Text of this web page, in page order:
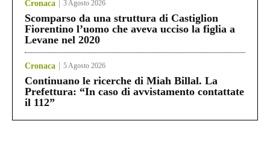
Cronaca 3 Agosto 2026
Scomparso da una struttura di Castiglion
Fiorentino l’uomo che aveva ucciso la figlia a
Levane nel 2020
Cronaca 5 Agosto 2026
Continuano le ricerche di Miah Billal. La
Prefettura: “In caso di avvistamento contattate
il 112”